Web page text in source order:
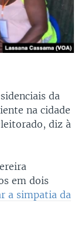
da
na cidade
diz à
em dois
a simpatia da